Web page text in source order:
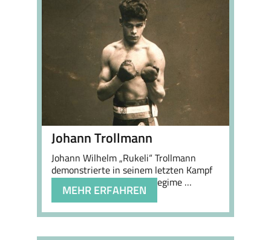
Johann Trollmann
Johann Wilhelm „Rukeli“ Trollmann
demonstrierte in seinem letzten Kampf
als Boxer gegen das NS-Regime …
MEHR ERFAHREN